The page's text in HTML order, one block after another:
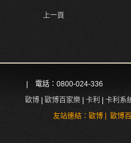
上一頁
| 電話：0800-024-336
歐博 | 歐博百家樂 | 卡利 | 卡利系
友站連結： 歐博| 歐博